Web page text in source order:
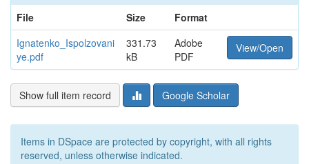
File
Size
Format
Ignatenko_Ispolzovani
ye.pdf
331.73
kB
Adobe
PDF
View/Open
Show full item record Google Scholar
Items in DSpace are protected by copyright, with all rights
reserved, unless otherwise indicated.